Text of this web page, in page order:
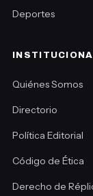
Deportes
Quiénes Somos
Directorio
Política Editorial
Código de Ética
Derecho de